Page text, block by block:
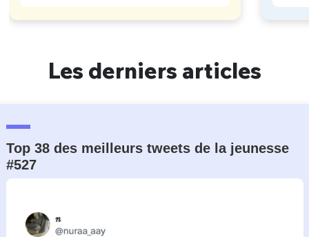
Les derniers articles
Top 38 des meilleurs tweets de la jeunesse
#527